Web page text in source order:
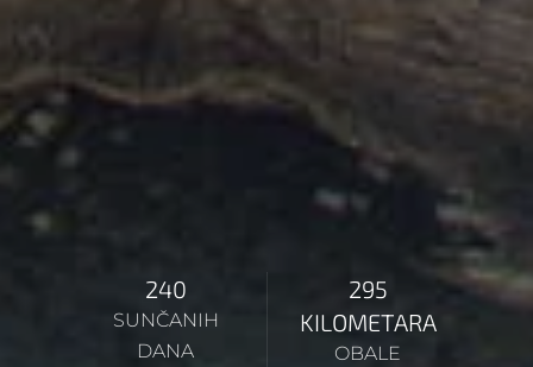
240
SUNČANIH
DANA
295
KILOMETARA
OBALE